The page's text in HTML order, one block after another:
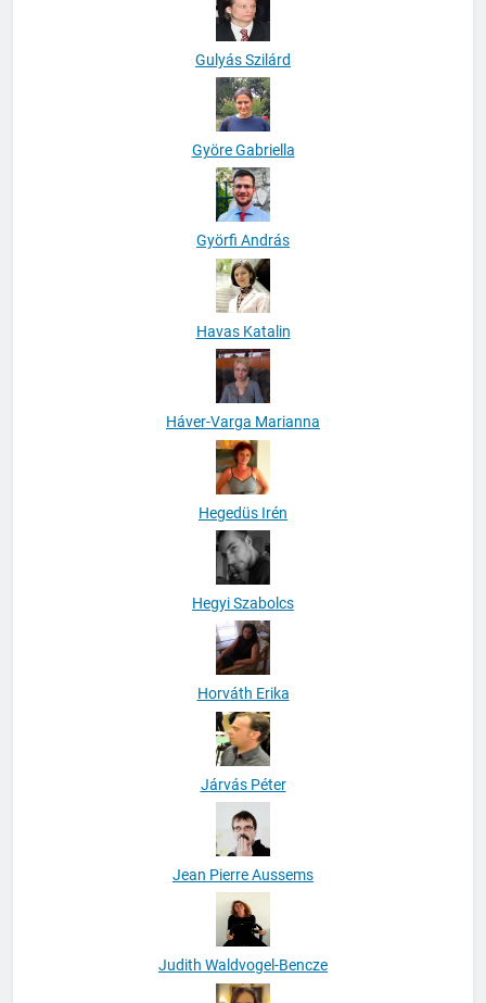
Gulyás Szilárd
Györe Gabriella
Györfi András
Havas Katalin
Háver-Varga Marianna
Hegedüs Irén
Hegyi Szabolcs
Horváth Erika
Járvás Péter
Jean Pierre Aussems
Judith Waldvogel-Bencze